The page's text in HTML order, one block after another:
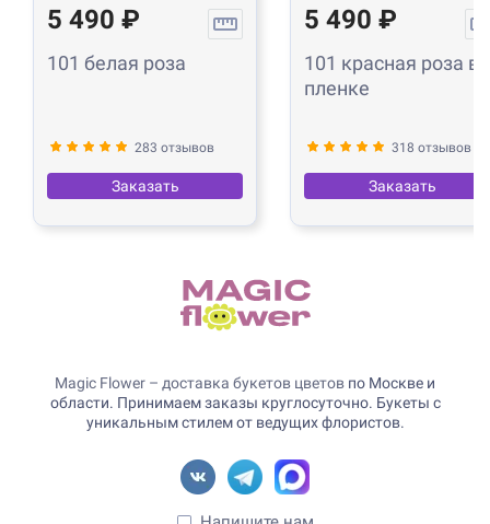
5 490 ₽
101 белая роза
283 отзывов
Заказать
5 490 ₽
101 красная роза в
пленке
318 отзывов
Заказать
Magic Flower – доставка букетов цветов по Москве и
области. Принимаем заказы круглосуточно. Букеты с
уникальным стилем от ведущих флористов.